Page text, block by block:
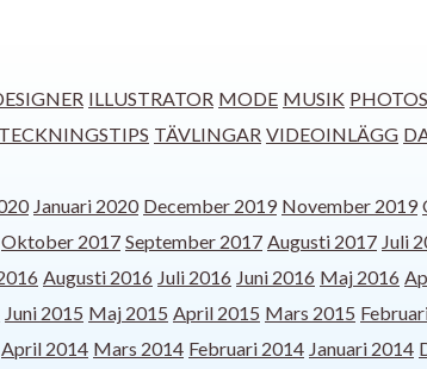
ILLUSTRATOR MODE MUSIK
TÄVLINGAR VIDEOINLÄGG
Januari 2020 December 2019 November 2019
Oktober 2017 September 2017 Augusti 2017 Juli
Augusti 2016 Juli 2016 Juni 2016 Maj 2016
Juni 2015 Maj 2015 April 2015 Mars 2015
April 2014 Mars 2014 Februari 2014 Januari 2014